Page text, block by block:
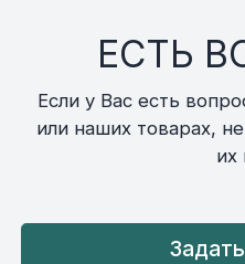
ЕСТЬ
Если у Вас есть
или наших товарах,
их